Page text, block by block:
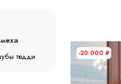
-20 000 ₽
тедди